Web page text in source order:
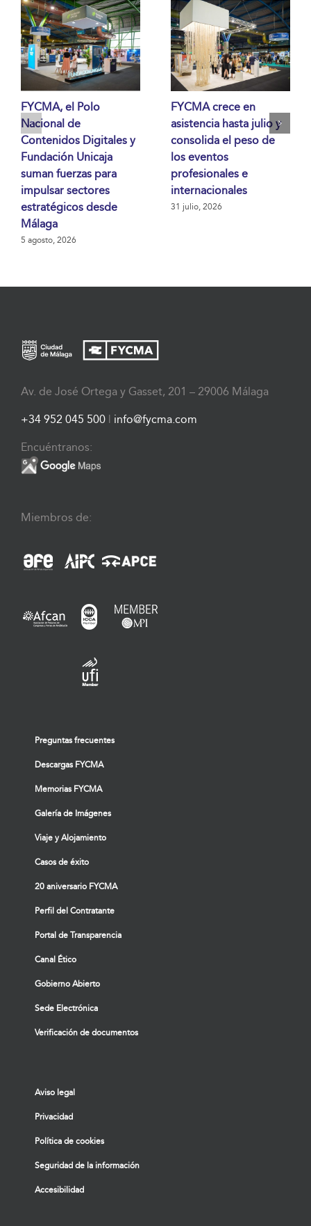
FYCMA, el Polo
Nacional de
Contenidos Digitales y
Fundación Unicaja
suman fuerzas para
impulsar sectores
estratégicos desde
Málaga
5 agosto, 2026
FYCMA crece en
asistencia hasta julio y
consolida el peso de
los eventos
profesionales e
internacionales
31 julio, 2026
Av. de José Ortega y Gasset, 201 – 29006 Málaga
+34 952 045 500 info@fycma.com
Encuéntranos:
Miembros de:
Preguntas frecuentes
Descargas FYCMA
Memorias FYCMA
Galería de Imágenes
Viaje y Alojamiento
Casos de éxito
20 aniversario FYCMA
Perfil del Contratante
Portal de Transparencia
Canal Ético
Gobierno Abierto
Sede Electrónica
Verificación de documentos
Aviso legal
Privacidad
Política de cookies
Seguridad de la información
Accesibilidad